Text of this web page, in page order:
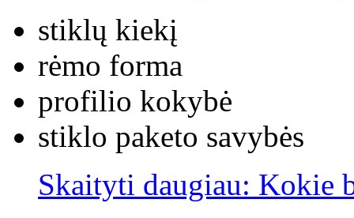
stiklų kiekį
rėmo forma
profilio kokybė
stiklo paketo savybės
Skaityti daugiau: Kokie